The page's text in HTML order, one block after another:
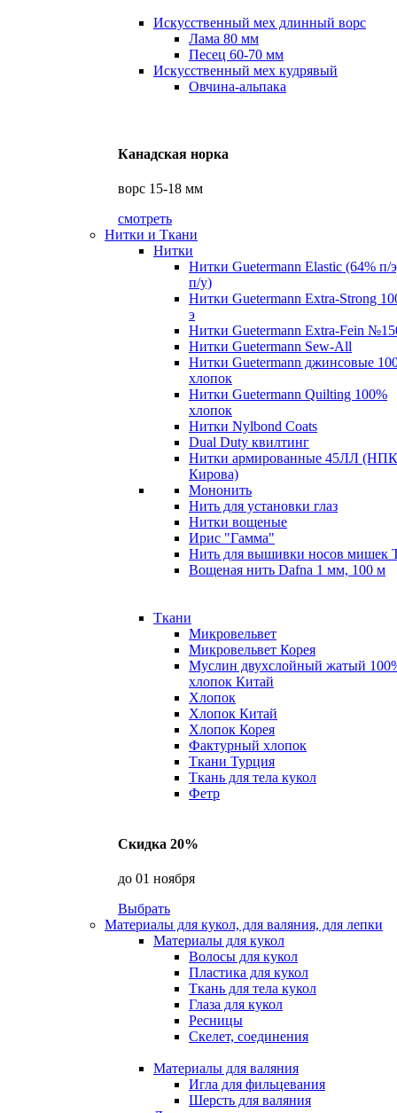
Искусственный мех длинный ворс
Лама 80 мм
Песец 60-70 мм
Искусственный мех кудрявый
Овчина-альпака
Канадская норка
ворс 15-18 мм
смотреть
Нитки и Ткани
Нитки
Нитки Guetermann Elastic (64% п/
п/у)
Нитки Guetermann Extra-Strong
э
Нитки Guetermann Extra-Fein
Нитки Guetermann Sew-All
Нитки Guetermann джинсовые
хлопок
Нитки Guetermann Quilting 100%
хлопок
Нитки Nylbond Coats
Dual Duty квилтинг
Нитки армированные 45ЛЛ
Кирова)
Мононить
Нить для установки глаз
Нитки вощеные
Ирис "Гамма"
Нить для вышивки носов мишек
Вощеная нить Dafna 1 мм, 100 м
Ткани
Микровельвет
Микровельвет Корея
Муслин двухслойный жатый
хлопок Китай
Хлопок
Хлопок Китай
Хлопок Корея
Фактурный хлопок
Ткани Турция
Ткань для тела кукол
Фетр
Скидка 20%
до 01 ноября
Выбрать
Материалы для кукол, для валяния, для лепки
Материалы для кукол
Волосы для кукол
Пластика для кукол
Ткань для тела кукол
Глаза для кукол
Ресницы
Скелет, соединения
Материалы для валяния
Игла для фильцевания
Шерсть для валяния